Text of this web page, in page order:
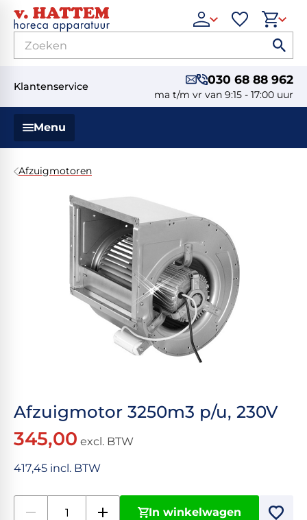
Klantenservice 030 68 88 962
ma t/m vr van 9:15 - 17:00 uur
Menu
Afzuigmotoren
Afzuigmotor 3250m3 p/u, 230V
345,00 excl. BTW
417,45 incl. BTW
In winkelwagen